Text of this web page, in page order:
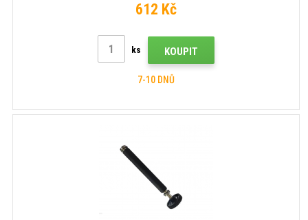
612 Kč
ks KOUPIT
7-10 DNŮ